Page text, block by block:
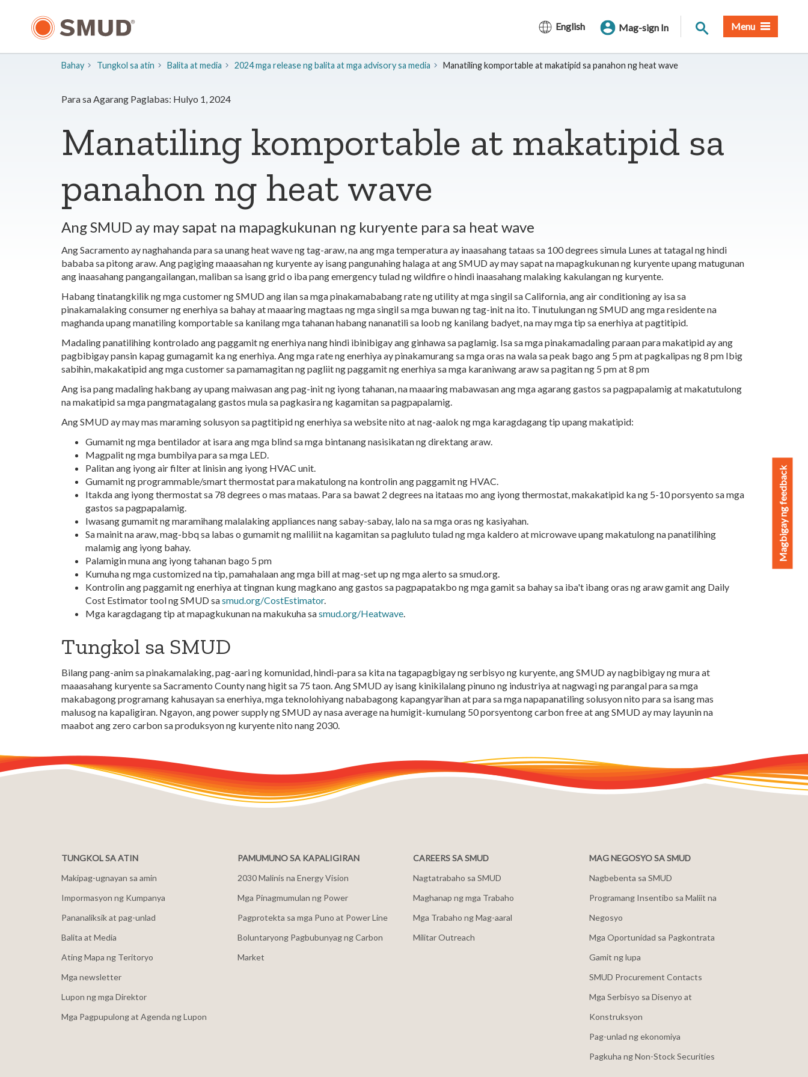
Pangunahing
English Mag-sign In Paghahanap sa Site
Menu
Bahay Tungkol sa atin ​Balita at media 2024 mga release ng balita at mga advisory sa media Manatiling komportable at makatipid sa panahon ng heat wave
Para sa Agarang Paglabas: Hulyo 1, 2024
Manatiling komportable at makatipid sa
panahon ng heat wave
Ang SMUD ay may sapat na mapagkukunan ng kuryente para sa heat wave
Ang Sacramento ay naghahanda para sa unang heat wave ng tag-araw, na ang mga temperatura ay inaasahang tataas sa 100 degrees simula Lunes at tatagal ng hindi
bababa sa pitong araw. Ang pagiging maaasahan ng kuryente ay isang pangunahing halaga at ang SMUD ay may sapat na mapagkukunan ng kuryente upang matugunan
ang inaasahang pangangailangan, maliban sa isang grid o iba pang emergency tulad ng wildfire o hindi inaasahang malaking kakulangan ng kuryente.
Habang tinatangkilik ng mga customer ng SMUD ang ilan sa mga pinakamababang rate ng utility at mga singil sa California, ang air conditioning ay isa sa
pinakamalaking consumer ng enerhiya sa bahay at maaaring magtaas ng mga singil sa mga buwan ng tag-init na ito. Tinutulungan ng SMUD ang mga residente na
maghanda upang manatiling komportable sa kanilang mga tahanan habang nananatili sa loob ng kanilang badyet, na may mga tip sa enerhiya at pagtitipid.
Madaling panatilihing kontrolado ang paggamit ng enerhiya nang hindi ibinibigay ang ginhawa sa paglamig. Isa sa mga pinakamadaling paraan para makatipid ay ang
pagbibigay pansin kapag gumagamit ka ng enerhiya. Ang mga rate ng enerhiya ay pinakamurang sa mga oras na wala sa peak bago ang 5 pm at pagkalipas ng 8 pm Ibig
sabihin, makakatipid ang mga customer sa pamamagitan ng pagliit ng paggamit ng enerhiya sa mga karaniwang araw sa pagitan ng 5 pm at 8 pm
Ang isa pang madaling hakbang ay upang maiwasan ang pag-init ng iyong tahanan, na maaaring mabawasan ang mga agarang gastos sa pagpapalamig at makatutulong
na makatipid sa mga pangmatagalang gastos mula sa pagkasira ng kagamitan sa pagpapalamig.
Ang SMUD ay may mas maraming solusyon sa pagtitipid ng enerhiya sa website nito at nag-aalok ng mga karagdagang tip upang makatipid:
Gumamit ng mga bentilador at isara ang mga blind sa mga bintanang nasisikatan ng direktang araw.
Magpalit ng mga bumbilya para sa mga LED.
Palitan ang iyong air filter at linisin ang iyong HVAC unit.
Gumamit ng programmable/smart thermostat para makatulong na kontrolin ang paggamit ng HVAC.
Itakda ang iyong thermostat sa 78 degrees o mas mataas. Para sa bawat 2 degrees na itataas mo ang iyong thermostat, makakatipid ka ng 5-10 porsyento sa mga
gastos sa pagpapalamig.
Iwasang gumamit ng maramihang malalaking appliances nang sabay-sabay, lalo na sa mga oras ng kasiyahan.
Sa mainit na araw, mag-bbq sa labas o gumamit ng maliliit na kagamitan sa pagluluto tulad ng mga kaldero at microwave upang makatulong na panatilihing
malamig ang iyong bahay.
Palamigin muna ang iyong tahanan bago 5 pm
Kumuha ng mga customized na tip, pamahalaan ang mga bill at mag-set up ng mga alerto sa smud.org.
Kontrolin ang paggamit ng enerhiya at tingnan kung magkano ang gastos sa pagpapatakbo ng mga gamit sa bahay sa iba't ibang oras ng araw gamit ang Daily
Cost Estimator tool ng SMUD sasmud.org/CostEstimator.
Mga karagdagang tip at mapagkukunan na makukuha sasmud.org/Heatwave.
Tungkol sa SMUD
Bilang pang-anim sa pinakamalaking, pag-aari ng komunidad, hindi-para sa kita na tagapagbigay ng serbisyo ng kuryente, ang SMUD ay nagbibigay ng mura at
maaasahang kuryente sa Sacramento County nang higit sa 75 taon. Ang SMUD ay isang kinikilalang pinuno ng industriya at nagwagi ng parangal para sa mga
makabagong programang kahusayan sa enerhiya, mga teknolohiyang nababagong kapangyarihan at para sa mga napapanatiling solusyon nito para sa isang mas
malusog na kapaligiran. Ngayon, ang power supply ng SMUD ay nasa average na humigit-kumulang 50 porsyentong carbon free at ang SMUD ay may layunin na
maabot ang zero carbon sa produksyon ng kuryente nito nang 2030.
TUNGKOL SA ATIN
Makipag-ugnayan sa amin
Impormasyon ng Kumpanya
Pananaliksik at pag-unlad
Balita at Media
Ating Mapa ng Teritoryo
Mga newsletter
Lupon ng mga Direktor
Mga Pagpupulong at Agenda ng Lupon
PAMUMUNO SA KAPALIGIRAN
2030 Malinis na Energy Vision
Mga Pinagmumulan ng Power
Pagprotekta sa mga Puno at Power Line
Boluntaryong Pagbubunyag ng Carbon
Market
CAREERS SA SMUD
Nagtatrabaho sa SMUD
Maghanap ng mga Trabaho
Mga Trabaho ng Mag-aaral
Militar Outreach
MAG NEGOSYO SA SMUD
Nagbebenta sa SMUD
Programang Insentibo sa Maliit na
Negosyo
Mga Oportunidad sa Pagkontrata
Gamit ng lupa
SMUD Procurement Contacts
Mga Serbisyo sa Disenyo at
Konstruksyon
Pag-unlad ng ekonomiya
Pagkuha ng Non-Stock Securities
Magbigay ng feedback